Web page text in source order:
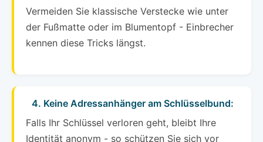
Vermeiden Sie klassische Verstecke wie unter
der Fußmatte oder im Blumentopf - Einbrecher
kennen diese Tricks längst.
4. Keine Adressanhänger am Schlüsselbund:
Falls Ihr Schlüssel verloren geht, bleibt Ihre
Identität anonym - so schützen Sie sich vor